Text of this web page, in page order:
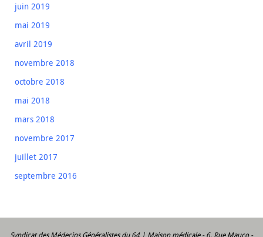
juin 2019
mai 2019
avril 2019
novembre 2018
octobre 2018
mai 2018
mars 2018
novembre 2017
juillet 2017
septembre 2016
Syndicat des Médecins Généralistes du 64 | Maison médicale - 6, Rue Mauco -